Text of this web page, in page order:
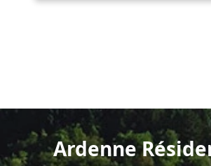
Ardenne